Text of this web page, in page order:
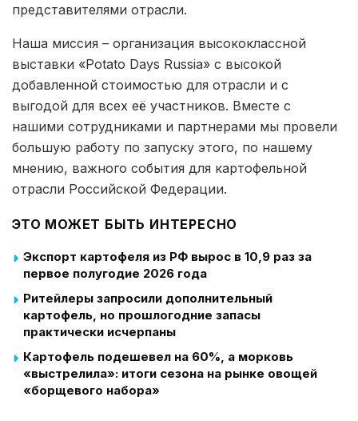
представителями отрасли.
Наша миссия – организация высококлассной
выставки «Potato Days Russia» с высокой
добавленной стоимостью для отрасли и с
выгодой для всех её участников. Вместе с
нашими сотрудниками и партнерами мы провели
большую работу по запуску этого, по нашему
мнению, важного события для картофельной
отрасли Российской Федерации.
ЭТО МОЖЕТ БЫТЬ ИНТЕРЕСНО
Экспорт картофеля из РФ вырос в 10,9 раз за
первое полугодие 2026 года
Ритейлеры запросили дополнительный
картофель, но прошлогодние запасы
практически исчерпаны
Картофель подешевел на 60%, а морковь
«выстрелила»: итоги сезона на рынке овощей
«борщевого набора»